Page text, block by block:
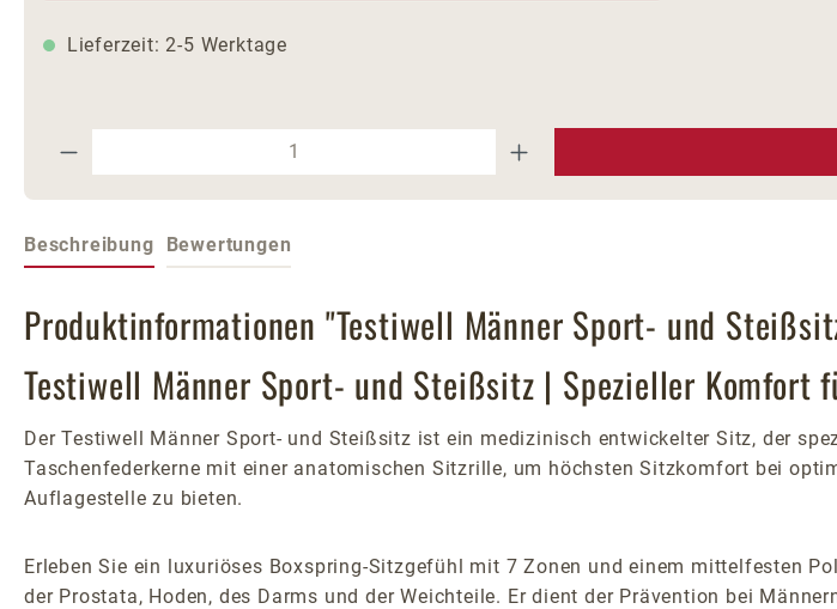
Lieferzeit: 2-5 Werktage
Produkt Anzahl: Gib den gewünschten Wert ein oder
Beschreibung Bewertungen
Produktinformationen "Testiwell Männer Sport- und
Testiwell Männer Sport- und Steißsitz | Spezieller Komfort
Der Testiwell Männer Sport- und Steißsitz ist ein medizinisch entwickelter Sitz, der
Taschenfederkerne mit einer anatomischen Sitzrille, um höchsten Sitzkomfort bei
Auflagestelle zu bieten.
Erleben Sie ein luxuriöses Boxspring-Sitzgefühl mit 7 Zonen und einem mittelfesten
der Prostata, Hoden, des Darms und der Weichteile. Er dient der Prävention bei